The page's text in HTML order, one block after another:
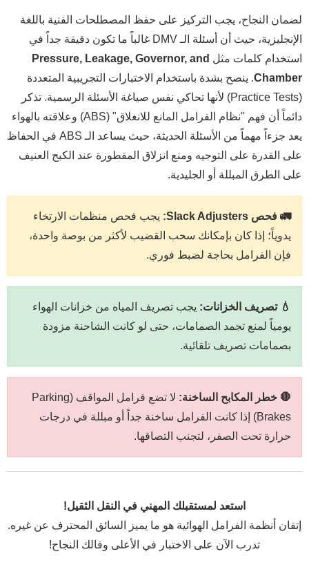
لضمان النجاح، يجب التركيز على حفظ المصطلحات الفنية باللغة
الإنجليزية، حيث أن أسئلة الـ DMV غالباً ما تكون دقيقة جداً في
استخدام كلمات مثل Pressure, Leakage, Governor, and
Chamber. ينصح بشدة باستخدام الاختبارات التجريبية المتعددة
(Practice Tests) لأنها تحاكي نفس صياغة الأسئلة الرسمية. تذكر
دائماً أن فهم "نظام الفرامل المانع للانغلاق" (ABS) وعلاقته بالهواء
يعد جزءاً مهماً من الأسئلة الحديثة، حيث يساعد الـ ABS في الحفاظ
على القدرة على التوجيه ومنع انزلاق المقطورة عند الكبح العنيف
على الطرق المبللة أو الجليدية.
🚛 فحص Slack Adjusters:
يجب فحص منظمات الارتخاء
يدوياً؛ إذا كان بإمكانك سحب القضيب لأكثر من بوصة واحدة،
فإن الفرامل بحاجة لضبط فوري.
💧 تصريف الخزانات: يجب تصريف المياه من خزانات الهواء
يومياً لمنع تجمد الصمامات، حتى لو كانت الشاحنة مزودة
بصمامات تصريف تلقائية.
🛑 خطر المكابح الساخنة:
لا تضع فرامل المواقف (Parking
Brakes) إذا كانت الفرامل ساخنة جداً أو مبللة في درجات
حرارة تحت الصفر، لتجنب التصاقها.
استعد لمستقبلك المهني في النقل الثقيل!
إتقان أنظمة الفرامل الهوائية هو ما يميز السائق المحترف عن غيره.
تدرب الآن على الاختبار في الأعلى وفالك النجاح!